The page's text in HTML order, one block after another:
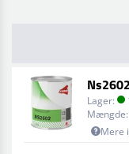
Lager:
Mængde:
Mere